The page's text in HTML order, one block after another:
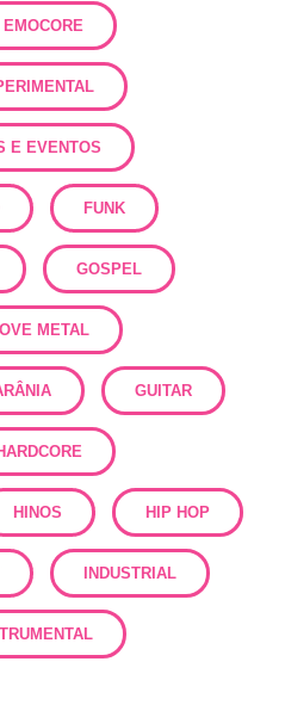
EMOCORE
E EVENTOS
FUNK
GOSPEL
METAL
GUITAR
HINOS HIP HOP
INDUSTRIAL